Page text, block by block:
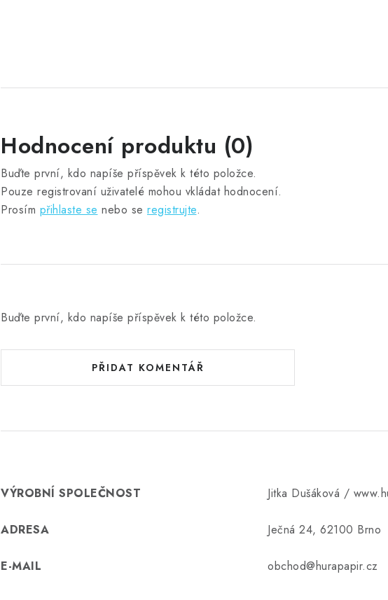
Hodnocení produktu (0)
Buďte první, kdo napíše příspěvek k této položce.
Pouze registrovaní uživatelé mohou vkládat hodnocení.
Prosím přihlaste se nebo se registrujte.
Buďte první, kdo napíše příspěvek k této položce.
PŘIDAT KOMENTÁŘ
VÝROBNÍ SPOLEČNOST Jitka Dušáková /
ADRESA Ječná 24, 62100 Brno
E-MAIL obchod@hurapapir.cz